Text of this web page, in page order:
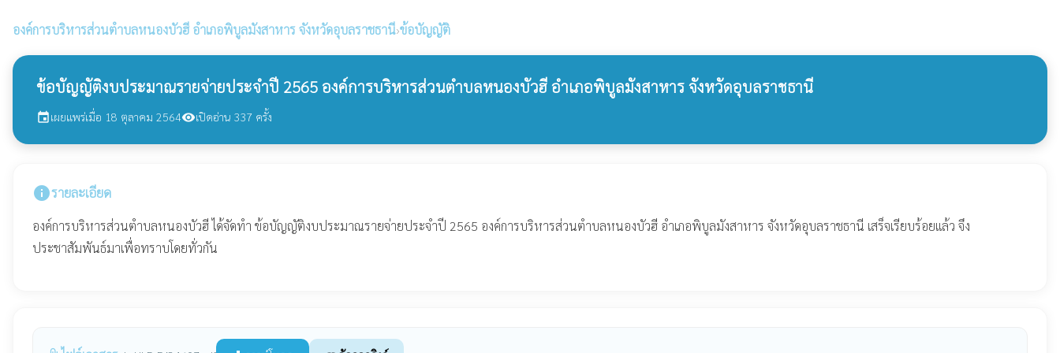
องค์การบริหารส่วนตำบลหนองบัวฮี อำเภอพิบูลมังสาหาร จังหวัดอุบลราชธานี›ข้อบัญญัติ
ข้อบัญญัติงบประมาณรายจ่ายประจำปี 2565 องค์การบริหารส่วนตำบลหนองบัวฮี อำเภอพิบูลมังสาหาร จังหวัดอุบลราชธานี
eventเผยแพร่เมื่อ 18 ตุลาคม 2564visibilityเปิดอ่าน 337 ครั้ง
infoรายละเอียด
องค์การบริหารส่วนตำบลหนองบัวฮี ได้จัดทำ ข้อบัญญัติงบประมาณรายจ่ายประจำปี 2565 องค์การบริหารส่วนตำบลหนองบัวฮี อำเภอพิบูลมังสาหาร จังหวัดอุบลราชธานี เสร็จเรียบร้อยแล้ว จึง
ประชาสัมพันธ์มาเพื่อทราบโดยทั่วกัน